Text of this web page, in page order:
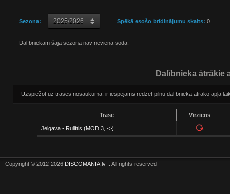
Sezona: Spēkā esošo brīdinājumu skaits: 0
Dalībniekam šajā sezonā nav neviena soda.
Dalībnieka ātrākie
Uzspiežot uz trases nosaukuma, ir iespējams redzēt pilnu dalībnieka ātrāko apļa
Trase Virziens
Jelgava - Rullītis (MOD 3, ->)
Copyright © 2012-2026 DISCOMANIA.lv :: All rights reserved